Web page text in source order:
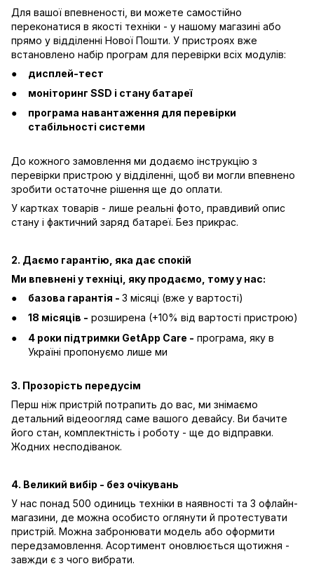
Для вашої впевненості, ви можете самостійно
переконатися в якості техніки - у нашому магазині або
прямо у відділенні Нової Пошти. У пристроях вже
встановлено набір програм для перевірки всіх модулів:
дисплей-тест
моніторинг SSD і стану батареї
програма навантаження для перевірки
стабільності системи
До кожного замовлення ми додаємо інструкцію з
перевірки пристрою у відділенні, щоб ви могли впевнено
зробити остаточне рішення ще до оплати.
У картках товарів - лише реальні фото, правдивий опис
стану і фактичний заряд батареї. Без прикрас.
2. Даємо гарантію, яка дає спокій
Ми впевнені у техніці, яку продаємо, тому у нас:
базова гарантія - 3 місяці (вже у вартості)
18 місяців - розширена (+10% від вартості пристрою)
4 роки підтримки GetApp Care - програма, яку в
Україні пропонуємо лише ми
3. Прозорість передусім
Перш ніж пристрій потрапить до вас, ми знімаємо
детальний відеоогляд саме вашого девайсу. Ви бачите
його стан, комплектність і роботу - ще до відправки.
Жодних несподіванок.
4. Великий вибір - без очікувань
У нас понад 500 одиниць техніки в наявності та 3 офлайн-
магазини, де можна особисто оглянути й протестувати
пристрій. Можна забронювати модель або оформити
передзамовлення. Асортимент оновлюється щотижня -
завжди є з чого вибрати.